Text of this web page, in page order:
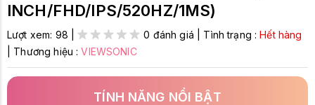
INCH/FHD/IPS/520HZ/1MS)
Lượt xem: 98 | 0 đánh giá Tình trạng :Hết hàng
Thương hiệu :VIEWSONIC
TÍNH NĂNG NỔI BẬT